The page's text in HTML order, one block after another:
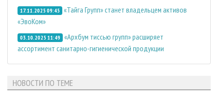
17.11.2025 09:45 «Тайга Групп» станет владельцем активов
«ЭвоКом»
03.10.2025 11:49 «Архбум тиссью групп» расширяет
ассортимент санитарно-гигиенической продукции
НОВОСТИ ПО ТЕМЕ